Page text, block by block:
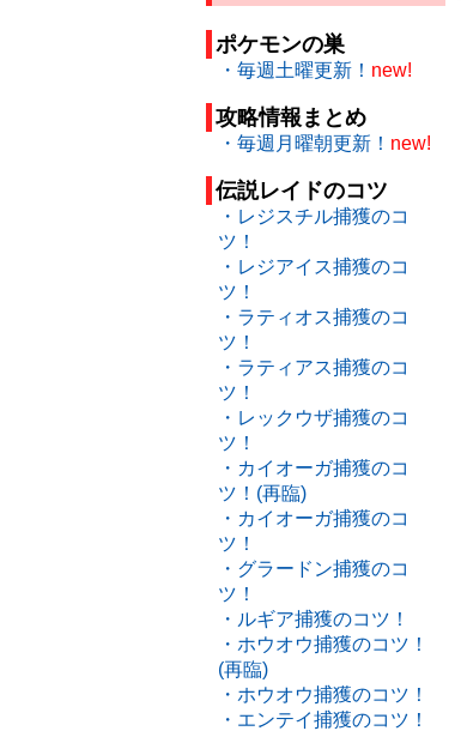
ポケモンの巣
・毎週土曜更新！ new!
攻略情報まとめ
・毎週月曜朝更新！ new!
伝説レイドのコツ
・レジスチル捕獲のコ
ツ！
・レジアイス捕獲のコ
ツ！
・ラティオス捕獲のコ
ツ！
・ラティアス捕獲のコ
ツ！
・レックウザ捕獲のコ
ツ！
・カイオーガ捕獲のコ
ツ！(再臨)
・カイオーガ捕獲のコ
ツ！
・グラードン捕獲のコ
ツ！
・ルギア捕獲のコツ！
・ホウオウ捕獲のコツ！
(再臨)
・ホウオウ捕獲のコツ！
・エンテイ捕獲のコツ！